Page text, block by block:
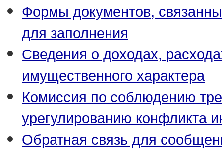
Формы документов,
для заполнения
Сведения о доходах,
имущественного характера
Комиссия по соблюдению
урегулированию конфликта
Обратная связь для